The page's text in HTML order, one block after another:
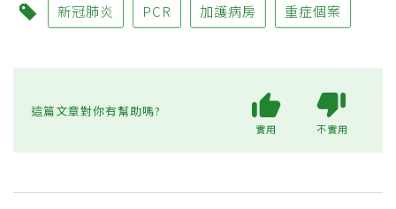
新冠肺炎 PCR 加護病房 重症個案
這篇文章對你有幫助嗎?
實用 不實用